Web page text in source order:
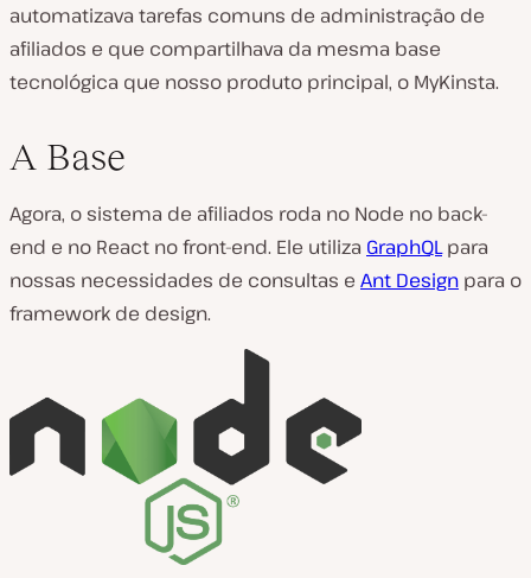
automatizava tarefas comuns de administração de
afiliados e que compartilhava da mesma base
tecnológica que nosso produto principal, o MyKinsta.
A Base
Agora, o sistema de afiliados roda no Node no back-
end e no React no front-end. Ele utiliza GraphQLpara
nossas necessidades de consultas e Ant Design para o
framework de design.